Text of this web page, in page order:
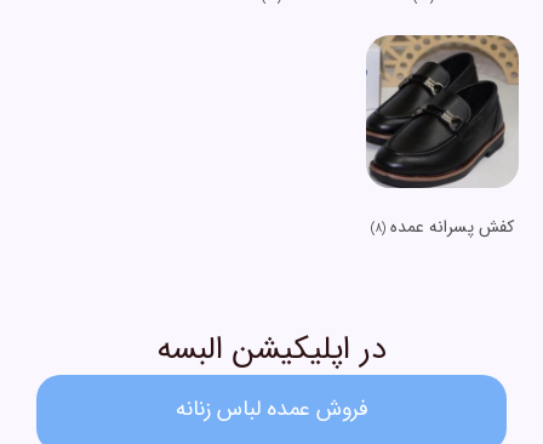
کفش پسرانه عمده (8)
در اپلیکیشن البسه
فروش عمده لباس زنانه​